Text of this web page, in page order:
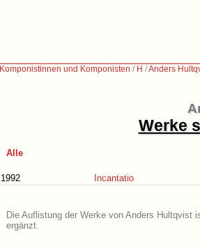
Komponistinnen und Komponisten / H /Anders
Werke
Alle
1992 Incantatio
Die Auflistung der Werke von Anders
ergänzt.